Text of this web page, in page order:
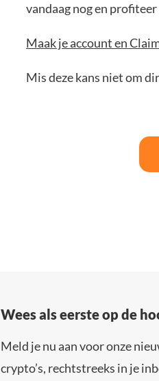
vandaag nog en
Maak je account en
Mis deze kans niet om
Wees als eerste op de
Meld je nu aan voor onze
crypto’s, rechtstreeks in je